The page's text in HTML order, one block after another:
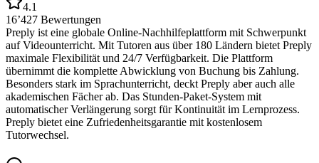
4.1
16’427 Bewertungen
Preply ist eine globale Online-Nachhilfeplattform mit Schwerpunkt
auf Videounterricht. Mit Tutoren aus über 180 Ländern bietet Preply
maximale Flexibilität und 24/7 Verfügbarkeit. Die Plattform
übernimmt die komplette Abwicklung von Buchung bis Zahlung.
Besonders stark im Sprachunterricht, deckt Preply aber auch alle
akademischen Fächer ab. Das Stunden-Paket-System mit
automatischer Verlängerung sorgt für Kontinuität im Lernprozess.
Preply bietet eine Zufriedenheitsgarantie mit kostenlosem
Tutorwechsel.